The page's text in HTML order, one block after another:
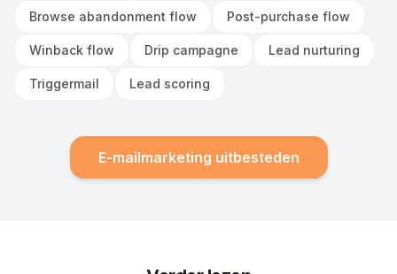
Browse abandonment flow Post-purchase flow
Winback flow Drip campagne Lead nurturing
Triggermail Lead scoring
E-mailmarketing uitbesteden